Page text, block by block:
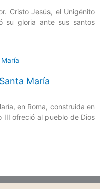
Cristo Jesús, el Unigénito
su gloria ante sus santos
María
en Roma, construida en
III ofreció al pueblo de Dios